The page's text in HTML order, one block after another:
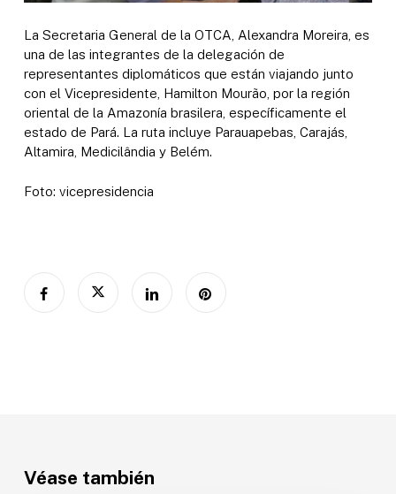
La Secretaria General de la OTCA, Alexandra Moreira, es
una de las integrantes de la delegación de
representantes diplomáticos que están viajando junto
con el Vicepresidente, Hamilton Mourão, por la región
oriental de la Amazonía brasilera, específicamente el
estado de Pará. La ruta incluye Parauapebas, Carajás,
Altamira, Medicilândia y Belém.
Foto: vicepresidencia
Véase también